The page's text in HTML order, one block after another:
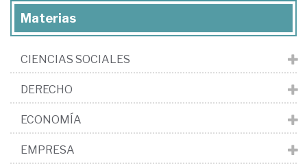
Materias
CIENCIAS SOCIALES
DERECHO
ECONOMÍA
EMPRESA